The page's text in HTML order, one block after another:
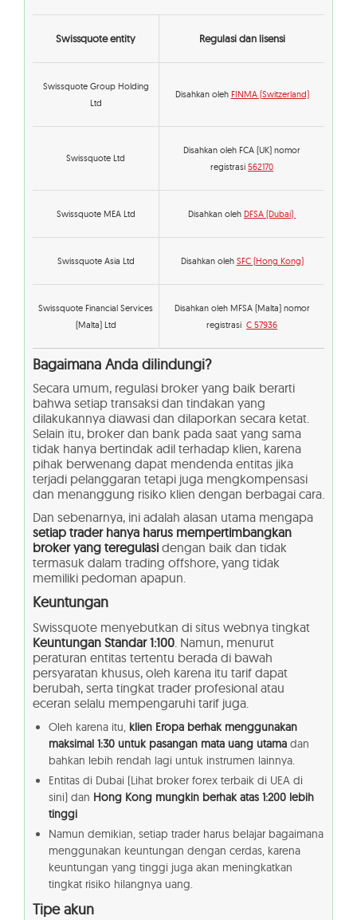
Swissquote entity Regulasi dan lisensi
Swissquote Group Holding
Ltd
Disahkan oleh FINMA (Switzerland)
Swissquote Ltd
Disahkan oleh FCA (UK) nomor
registrasi 562170
Swissquote MEA Ltd Disahkan oleh DFSA (Dubai)
Swissquote Asia Ltd Disahkan oleh SFC (Hong Kong)
Swissquote Financial Services
(Malta) Ltd
Disahkan oleh MFSA (Malta) nomor
registrasi C 57936
Bagaimana Anda dilindungi?
Secara umum, regulasi broker yang baik berarti
bahwa setiap transaksi dan tindakan yang
dilakukannya diawasi dan dilaporkan secara ketat.
Selain itu, broker dan bank pada saat yang sama
tidak hanya bertindak adil terhadap klien, karena
pihak berwenang dapat mendenda entitas jika
terjadi pelanggaran tetapi juga mengkompensasi
dan menanggung risiko klien dengan berbagai cara.
Dan sebenarnya, ini adalah alasan utama mengapa
setiap trader hanya harus mempertimbangkan
broker yang teregulasi dengan baik dan tidak
termasuk dalam trading offshore, yang tidak
memiliki pedoman apapun.
Keuntungan
Swissquote menyebutkan di situs webnya tingkat
Keuntungan Standar 1:100. Namun, menurut
peraturan entitas tertentu berada di bawah
persyaratan khusus, oleh karena itu tarif dapat
berubah, serta tingkat trader profesional atau
eceran selalu mempengaruhi tarif juga.
Oleh karena itu, klien Eropa berhak menggunakan
maksimal 1:30 untuk pasangan mata uang utama dan
bahkan lebih rendah lagi untuk instrumen lainnya.
Entitas di Dubai (Lihat broker forex terbaik di UEA di
sini) dan Hong Kong mungkin berhak atas 1:200 lebih
tinggi
Namun demikian, setiap trader harus belajar bagaimana
menggunakan keuntungan dengan cerdas, karena
keuntungan yang tinggi juga akan meningkatkan
tingkat risiko hilangnya uang.
Tipe akun